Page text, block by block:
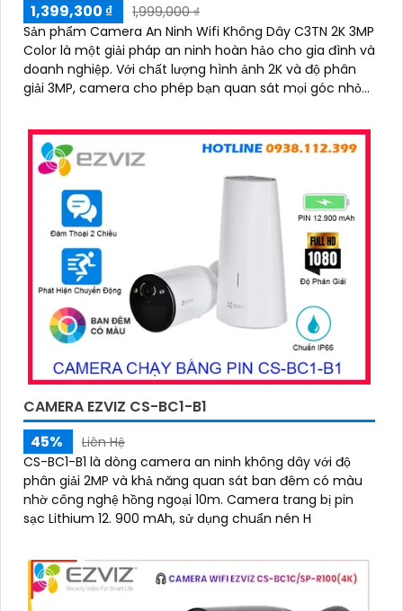
1,399,300 ₫
1,999,000 ₫
Sản phẩm Camera An Ninh Wifi Không Dây C3TN 2K 3MP
Color là một giải pháp an ninh hoàn hảo cho gia đình và
doanh nghiệp. Với chất lượng hình ảnh 2K và độ phân
giải 3MP, camera cho phép bạn quan sát mọi góc nhỏ
CAMERA EZVIZ CS-BC1-B1
45%
Liên Hệ
CS-BC1-B1 là dòng camera an ninh không dây với độ
phân giải 2MP và khả năng quan sát ban đêm có màu
nhờ công nghệ hồng ngoại 10m. Camera trang bị pin
sạc Lithium 12. 900 mAh, sử dụng chuẩn nén H